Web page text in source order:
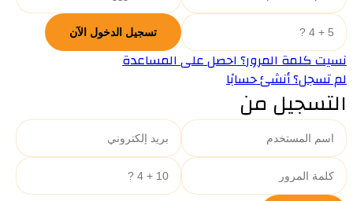
نسيت كلمة المرور؟ احصل على المساعدة
لم تسجل؟ أنشئ حسابًا
التسجيل من